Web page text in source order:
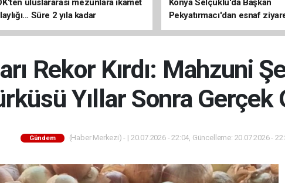
uluslararası mezunlara ikamet
Süre 2 yıla kadar
Konya Selçuklu'da Başkan
Pekyatırmacı'dan esnaf
Rekor Kırdı: Mahzuni
Yıllar Sonra Gerçek
Gündem (Haber Merkezi) - | 20.07.2026 - 22:04, Güncelleme: 20.07.2026 -